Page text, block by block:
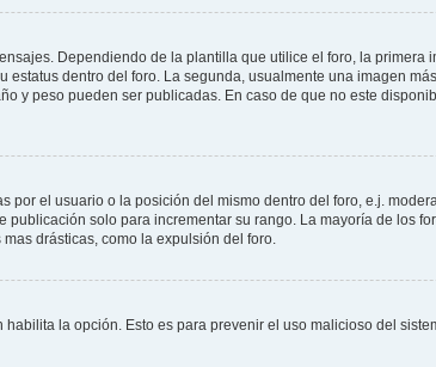
Dependiendo de la plantilla que utilice el foro, la
dentro del foro. La segunda, usualmente una imagen
y peso pueden ser publicadas. En caso de que no este
el usuario o la posición del mismo dentro del foro, e.j.
solo para incrementar su rango. La mayoría de los
drásticas, como la expulsión del foro.
la opción. Esto es para prevenir el uso malicioso del